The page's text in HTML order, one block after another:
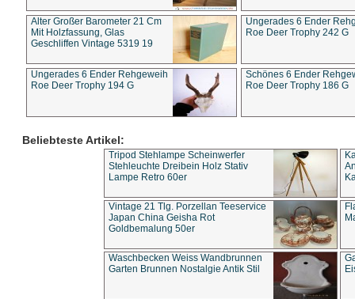
Alter Großer Barometer 21 Cm
Mit Holzfassung, Glas
Geschliffen Vintage 5319 19
Ungerades 6 Ender
Roe Deer Trophy 242 G
Ungerades 6 Ender Rehgeweih
Roe Deer Trophy 194 G
Schönes 6 Ender
Roe Deer Trophy 186 G
Beliebteste Artikel:
Tripod Stehlampe Scheinwerfer
Stehleuchte Dreibein Holz Stativ
Lampe Retro 60er
Vintage 21 Tlg. Porzellan Teeservice
Japan China Geisha Rot
Goldbemalung 50er
Waschbecken Weiss Wandbrunnen
Garten Brunnen Nostalgie Antik Stil